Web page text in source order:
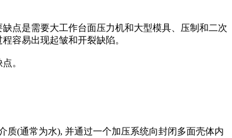
点是需要大工作台面压力机和大型模具、压制和二次
容易出现起皱和开裂缺陷。
。
(通常为水), 并通过一个加压系统向封闭多面壳体内